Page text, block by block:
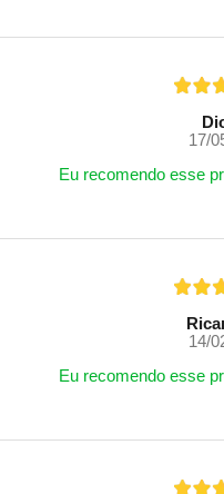
17/
Eu recomendo esse
14/
Eu recomendo esse